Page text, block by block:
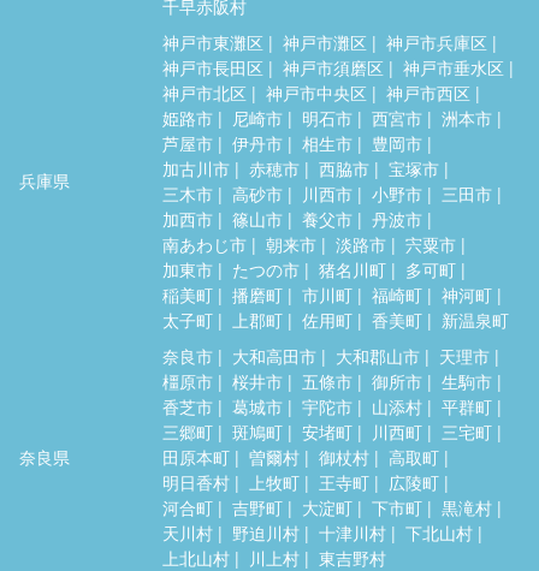
千早赤阪村
兵庫県
神戸市東灘区 神戸市灘区
神戸市兵庫区
神戸市長田区
神戸市須磨区
神戸市垂水区
神戸市北区
神戸市中央区
神戸市西区
姫路市
尼崎市 明石市 西宮市
洲本市
芦屋市
伊丹市 相生市
豊岡市
加古川市
赤穂市 西脇市
宝塚市
三木市
高砂市 川西市 小野市
三田市
加西市
篠山市 養父市
丹波市
南あわじ市
朝来市 淡路市
宍粟市
加東市
たつの市 猪名川町
多可町
稲美町
播磨町 市川町 福崎町
神河町
太子町
上郡町 佐用町 香美町 新温泉町
奈良県
奈良市 大和高田市 大和郡山市
天理市
橿原市
桜井市 五條市 御所市
生駒市
香芝市
葛城市 宇陀市 山添村
平群町
三郷町
斑鳩町 安堵町 川西町
三宅町
田原本町
曽爾村 御杖村
高取町
明日香村
上牧町 王寺町
広陵町
河合町
吉野町 大淀町 下市町
黒滝村
天川村
野迫川村 十津川村
下北山村
上北山村
川上村 東吉野村